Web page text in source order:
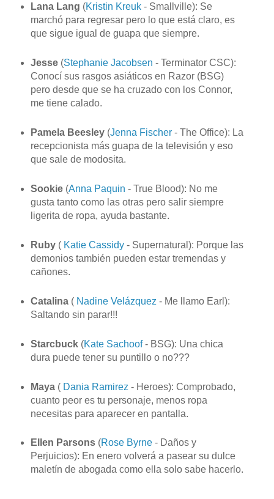
Lana Lang (Kristin Kreuk - Smallville): Se
marchó para regresar pero lo que está claro, es
que sigue igual de guapa que siempre.
Jesse (Stephanie Jacobsen - Terminator CSC):
Conocí sus rasgos asiáticos en Razor (BSG)
pero desde que se ha cruzado con los Connor,
me tiene calado.
Pamela Beesley(Jenna Fischer - The Office): La
recepcionista más guapa de la televisión y eso
que sale de modosita.
Sookie(Anna Paquin - True Blood): No me
gusta tanto como las otras pero salir siempre
ligerita de ropa, ayuda bastante.
Ruby( Katie Cassidy - Supernatural): Porque las
demonios también pueden estar tremendas y
cañones.
Catalina(Nadine Velázquez - Me llamo Earl):
Saltando sin parar!!!
Starcbuck(Kate Sachoof- BSG): Una chica
dura puede tener su puntillo o no???
Maya( Dania Ramirez - Heroes): Comprobado,
cuanto peor es tu personaje, menos ropa
necesitas para aparecer en pantalla.
Ellen Parsons(Rose Byrne - Daños y
Perjuicios): En enero volverá a pasear su dulce
maletín de abogada como ella solo sabe hacerlo.